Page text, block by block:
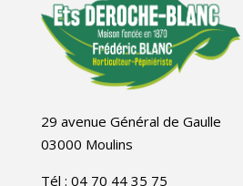
29 avenue Général de Gaulle
03000 Moulins
Tél : 04 70 44 35 75